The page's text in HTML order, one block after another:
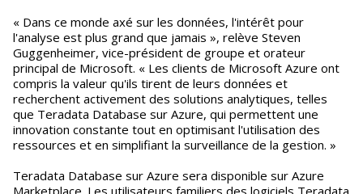
« Dans ce monde axé sur les données, l'intérêt pour
l'analyse est plus grand que jamais », relève Steven
Guggenheimer, vice-président de groupe et orateur
principal de Microsoft. « Les clients de Microsoft Azure ont
compris la valeur qu'ils tirent de leurs données et
recherchent activement des solutions analytiques, telles
que Teradata Database sur Azure, qui permettent une
innovation constante tout en optimisant l'utilisation des
ressources et en simplifiant la surveillance de la gestion. »
Teradata Database sur Azure sera disponible sur Azure
Marketplace. Les utilisateurs familiers des logiciels Teradata